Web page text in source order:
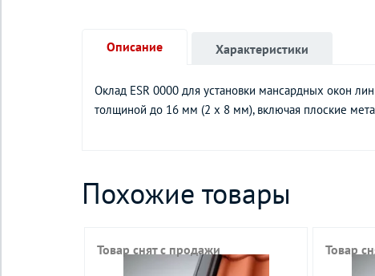
Описание
Оклад ESR 0000 для установки мансардных окон
толщиной до 16 мм (2 x 8 мм), включая плоские
Характеристики
Похожие товары
Товар снят с продажи Товар